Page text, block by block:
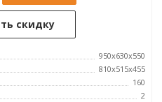
скидку
950х630х550
810х515х455
160
2